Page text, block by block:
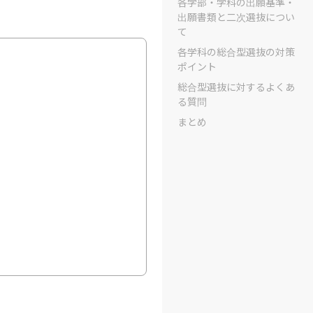
出願書類と二次選抜につい
て
各学科の総合型選抜の対策
ポイント
総合型選抜に対するよくあ
る質問
まとめ